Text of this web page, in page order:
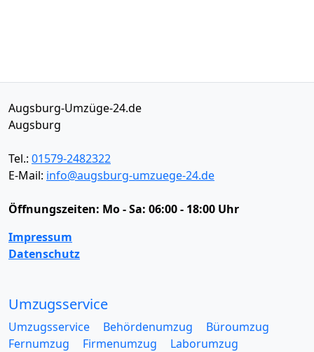
Augsburg-Umzüge-24.de
Augsburg
Tel.: 01579-2482322
E-Mail: info@augsburg-umzuege-24.de
Öffnungszeiten: Mo - Sa: 06:00 - 18:00 Uhr
Impressum
Datenschutz
Umzugsservice
Umzugsservice Behördenumzug
Büroumzug
Fernumzug
Firmenumzug
Laborumzug